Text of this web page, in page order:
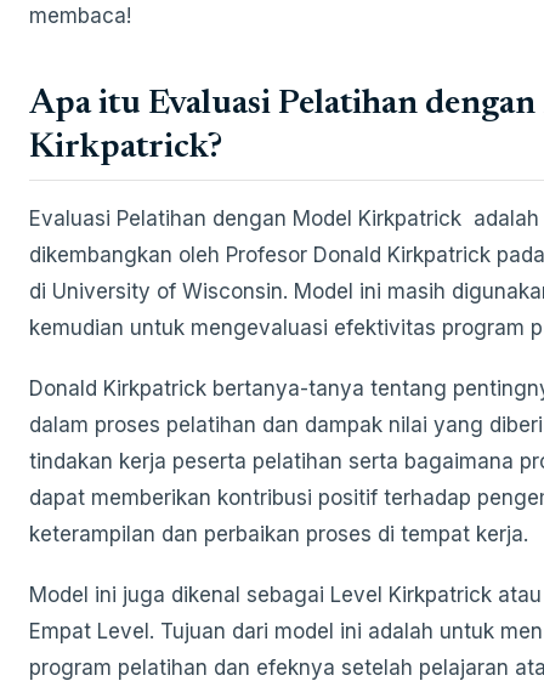
membaca!
Apa itu Evaluasi Pelatihan
Kirkpatrick?
Evaluasi Pelatihan dengan Model Kirkpatrick
dikembangkan oleh Profesor Donald Kirkpatrick
di University of Wisconsin. Model ini masih
kemudian untuk mengevaluasi efektivitas program
Donald Kirkpatrick bertanya-tanya tentang
dalam proses pelatihan dan dampak nilai yang
tindakan kerja peserta pelatihan serta bagaimana
dapat memberikan kontribusi positif terhadap
keterampilan dan perbaikan proses di tempat kerja.
Model ini juga dikenal sebagai Level Kirkpatrick
Empat Level. Tujuan dari model ini adalah untuk
program pelatihan dan efeknya setelah pelajaran